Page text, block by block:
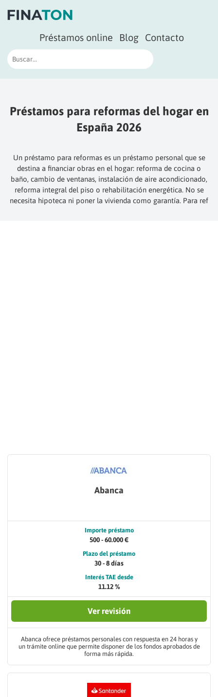
Préstamos online Blog Contacto
Préstamos para reformas del hogar en
España 2026
Un préstamo para reformas es un préstamo personal que se
destina a financiar obras en el hogar: reforma de cocina o
baño, cambio de ventanas, instalación de aire acondicionado,
reforma integral del piso o rehabilitación energética. No se
necesita hipoteca ni poner la vivienda como garantía. Para ref
Abanca
Importe préstamo
500 - 60.000 €
Plazo del préstamo
30 - 8 días
Interés TAE desde
11.12 %
Ver revisión
Abanca ofrece préstamos personales con respuesta en 24 horas y
un trámite online que permite disponer de los fondos aprobados de
forma más rápida.